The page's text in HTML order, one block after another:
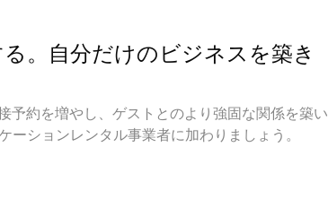
。自分だけのビジネスを築き
予約を増やし、ゲストとのより強固な関係を築い
ーションレンタル事業者に加わりましょう。